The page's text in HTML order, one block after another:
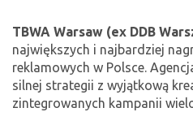
TBWA Warsaw (ex DDB
największych i najbardziej
reklamowych w Polsce.
silnej strategii z wyjątkową
zintegrowanych kampanii